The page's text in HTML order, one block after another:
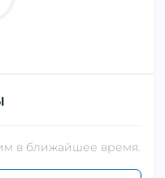
в ближайшее время.